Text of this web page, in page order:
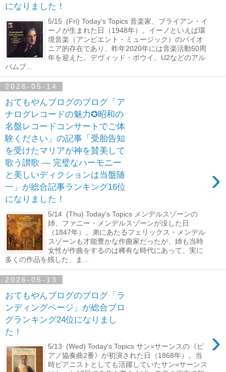
になりました！
5/15 (Fri) Today's Topics 音楽家、ブライアン・イ
ーノが生まれた日（1948年）。イーノといえば環
境音楽（アンビエント・ミュージック）のパイオ
ニア的存在であり、昨年2020年には音楽活動50周
年を迎えた。デヴィッド・ボウイ、U2などのアル
バムプ...
2026-05-14
おてもやんブログのブログ「ア
ナログレコードの魅力✪昭和の
名盤レコードコンサートでご体
験ください」の記事「受胎告知
を受けたマリアが神を賛美して
歌う讃歌 ― 完璧なハーモニー
と美しいディクションは当盤随
一」が総合記事ランキング16位
になりました！
›
5/14 (Thu) Today's Topics メンデルスゾーンの
姉、ファニー・メンデルスゾーンが没した日
（1847年）。弟にあたるフェリックス・メンデル
スゾーンも才能豊かな作曲家だったが、姉も当時
女性が作曲をするのは稀有な時代にあって、実に
多くの作品を残した、ま...
2026-05-13
おてもやんブログのブログ「ラ
ンディングページ」が総合ブロ
グランキング24位になりまし
た！
›
5/13 (Wed) Today's Topics サン=サーンスの《ピ
アノ協奏曲2番》が初演された日（1868年）。当
時ピアニストとしても活躍していたサン=サーンス